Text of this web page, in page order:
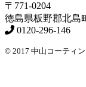
〒771-0204
徳島県板野郡北島
0120-296-146
© 2017 中山コーティ